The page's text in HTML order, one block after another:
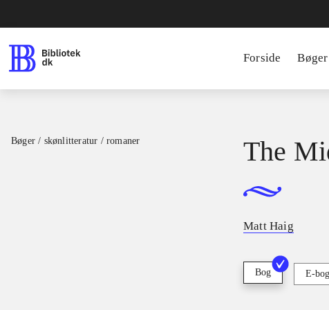
Forside Bøger
Bøger / skønlitteratur / romaner The
Matt Haig
Bog E-bog